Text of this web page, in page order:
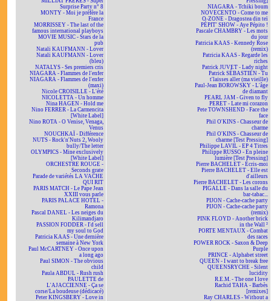
Surprise Party n° 8
MONTY - Moi je préfère la
France
MORRISSEY - The last of the
famous international playboys
MOVIE MUSIC - Stars de la
pub
Natali KAUFMANN - Lover
Natali KAUFMANN - Lover
(bleu)
NATALYS - Ses premiers cris
NIAGARA - Flammes de l'enfer
NIAGARA - Flammes de l'enfer
(maxi)
Nicole CROISILLE - L'été
NICOLETTA - Un homme
Nina HAGEN - Hold me
Nino FERRER - La Carmencita
[White Label]
Nino ROTA - O Venise, Venaga,
Venus
NOUCHKAÏ - Différence
NUTS - Rock'n'Nuts 2, Wooly
bully/The letter
OLYMPICS - Mine exclusively
[White Label]
ORCHESTRE ROUGE -
Seconds grate
Parade de variétés LA VACHE
QUI RIT
PARIS MATCH - Le Pape Jean
XXIII vous parle
PARIS PALACE HOTEL -
Ramona
Pascal DANEL - Les neiges du
Kilimandjaro
PASSION FODDER - I'd sell
my soul to God
Patricia KAAS - Une dernière
semaine à New York
Paul McCARTNEY - Once upon
a long ago
Paul SIMON - The obvious
child
Paula ABDUL - Rush rush
PAULETTE de
L'AJACCIENNE - Ça se
corse/La boudeuse (dédicacé)
Peter KINGSBERY - Love in
NIAGARA - Tchiki boum
NOVECENTO - Come to me
O-ZONE - Dragostea din teï
PÉPIT' SHOW - Aye Pépito !
Pascale CHAMBRY - Les mots
du jour
Patricia KAAS - Kennedy Rose
(remix)
Patricia KAAS - Regarde les
riches
Patrick JUVET - Lady night
Patrick SÉBASTIEN - Tu
t'laisses aller (ma vieille)
Paul-Jean BOROWSKY - L'âge
de diamant
PEARL JAM - Given to fly
PERET - Late mi corazon
Pete TOWNSHEND - Face the
face
Phil O'KINS - Chasseur de
charme
Phil O'KINS - Chasseur de
charme [Test Pressing]
Philippe LAVIL - EP 4 Titres
Philippe RUSSO - En pleine
lumière [Test Pressing]
Pierre BACHELET - Écris-moi
Pierre BACHELET - Elle est
d'ailleurs
Pierre BACHELET - Les corons
PIGALLE - Dans la salle du
bar-tabac...
PIJON - Cache-cache party
PIJON - Cache-cache party
(remix)
PINK FLOYD - Another brick
in the Wall ²
PORTE MENTAUX - Combat
des races
POWER ROCK - Saxon & Deep
Purple
PRINCE - Alphabet street
QUEEN - I want to break free
QUEENSRYCHE - Silent
lucidity
R.E.M. - The one I love
Rachid TAHA - Barbès
[remixes]
Ray CHARLES - Without a